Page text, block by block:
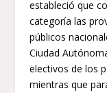
estableció que
categoría las
públicos
Ciudad
electivos de los
mientras que